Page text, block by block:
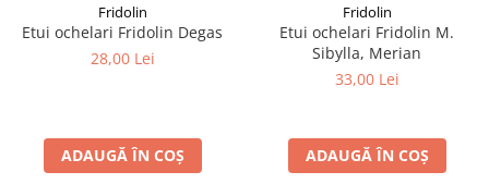
Fridolin
Etui ochelari Fridolin Degas
28,00 Lei
ADAUGĂ ÎN COȘ
Fridolin
Etui ochelari Fridolin M.
Sibylla, Merian
33,00 Lei
ADAUGĂ ÎN COȘ